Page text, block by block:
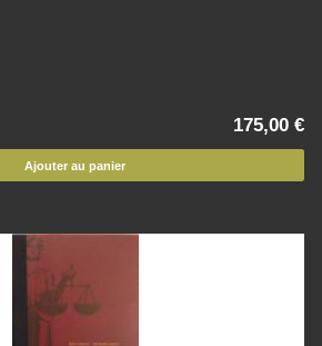
175,00 €
Ajouter au panier